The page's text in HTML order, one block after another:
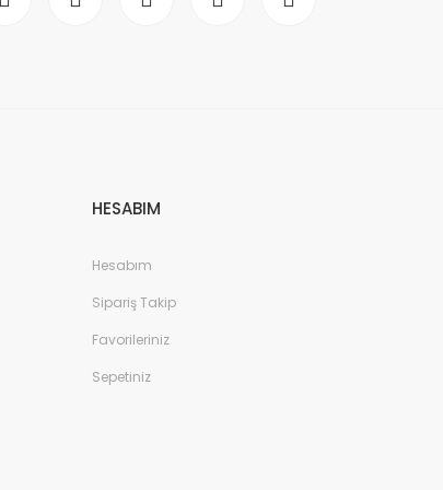
HESABIM
Hesabım
Sipariş Takip
Favorileriniz
Sepetiniz